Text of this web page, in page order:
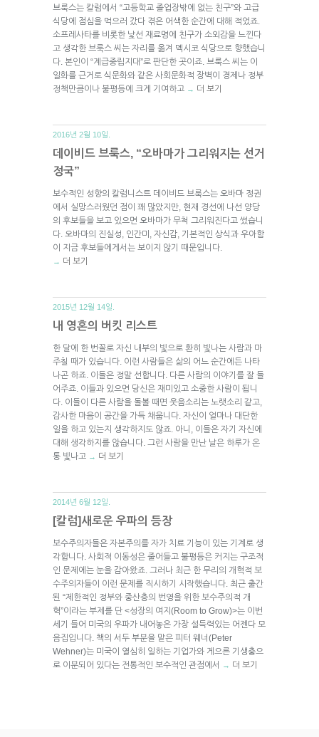
브룩스는 칼럼에서 “고등학교 졸업장밖에 없는 친구”와 고급
식당에 점심을 먹으러 갔다 겪은 어색한 순간에 대해 적었죠.
소프레사타를 비롯한 낯선 재료명에 친구가 소외감을 느낀다
고 생각한 브룩스 씨는 자리를 옮겨 멕시코 식당으로 향했습니
다. 본인이 “계급중립지대”로 판단한 곳이죠. 브룩스 씨는 이
일화를 근거로 식문화와 같은 사회문화적 장벽이 경제나 정부
정책만큼이나 불평등에 크게 기여하고 → 더 보기
2016년 2월 10일.
데이비드 브룩스, “오바마가 그리워지는 선거
정국”
보수적인 성향의 칼럼니스트 데이비드 브룩스는 오바마 정권
에서 실망스러웠던 점이 꽤 많았지만, 현재 경선에 나선 양당
의 후보들을 보고 있으면 오바마가 무척 그리워진다고 썼습니
다. 오바마의 진실성, 인간미, 자신감, 기본적인 상식과 우아함
이 지금 후보들에게서는 보이지 않기 때문입니다.
→ 더 보기
2015년 12월 14일.
내 영혼의 버킷 리스트
한 달에 한 번꼴로 자신 내부의 빛으로 환히 빛나는 사람과 마
주칠 때가 있습니다. 이런 사람들은 삶의 어느 순간에든 나타
나곤 하죠. 이들은 정말 선합니다. 다른 사람의 이야기를 잘 들
어주죠. 이들과 있으면 당신은 재미있고 소중한 사람이 됩니
다. 이들이 다른 사람을 돌볼 때면 웃음소리는 노랫소리 같고,
감사한 마음이 공간을 가득 채웁니다. 자신이 얼마나 대단한
일을 하고 있는지 생각하지도 않죠. 아니, 이들은 자기 자신에
대해 생각하지를 않습니다. 그런 사람을 만난 날은 하루가 온
통 빛나고 → 더 보기
2014년 6월 12일.
[칼럼]새로운 우파의 등장
보수주의자들은 자본주의를 자가 치료 기능이 있는 기계로 생
각합니다. 사회적 이동성은 줄어들고 불평등은 커지는 구조적
인 문제에는 눈을 감아왔죠. 그러나 최근 한 무리의 개혁적 보
수주의자들이 이런 문제를 직시하기 시작했습니다. 최근 출간
된 “제한적인 정부와 중산층의 번영을 위한 보수주의적 개
혁”이라는 부제를 단 <성장의 여지(Room to Grow)>는 이번
세기 들어 미국의 우파가 내어놓은 가장 설득력있는 어젠다 모
음집입니다. 책의 서두 부분을 맡은 피터 웨너(Peter
Wehner)는 미국이 열심히 일하는 기업가와 게으른 기생충으
로 이분되어 있다는 전통적인 보수적인 관점에서
→ 더 보기